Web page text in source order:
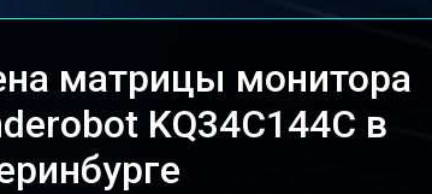
матрицы монитора
KQ34C144C в